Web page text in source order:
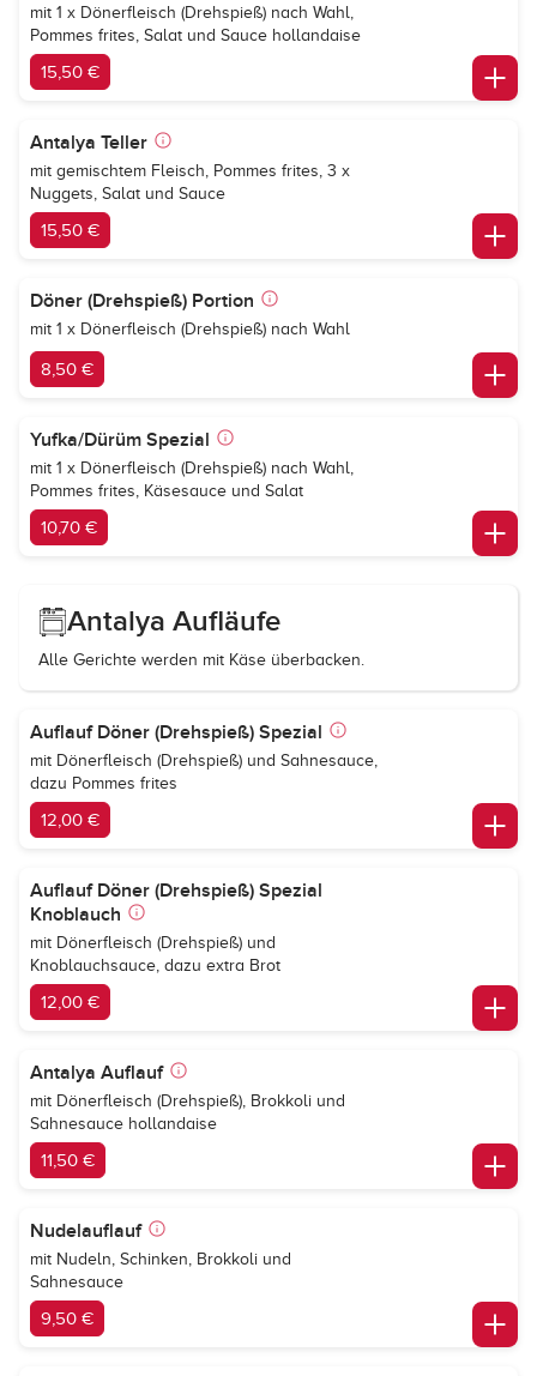
mit 1 x Dönerfleisch (Drehspieß) nach Wahl,
Pommes frites, Salat und Sauce hollandaise
15,50 €
Antalya Teller
mit gemischtem Fleisch, Pommes frites, 3 x
Nuggets, Salat und Sauce
15,50 €
Döner (Drehspieß) Portion
mit 1 x Dönerfleisch (Drehspieß) nach Wahl
8,50 €
Yufka/Dürüm Spezial
mit 1 x Dönerfleisch (Drehspieß) nach Wahl,
Pommes frites, Käsesauce und Salat
10,70 €
Antalya Aufläufe
Alle Gerichte werden mit Käse überbacken.
Auflauf Döner (Drehspieß) Spezial
mit Dönerfleisch (Drehspieß) und Sahnesauce,
dazu Pommes frites
12,00 €
Auflauf Döner (Drehspieß) Spezial
Knoblauch
mit Dönerfleisch (Drehspieß) und
Knoblauchsauce, dazu extra Brot
12,00 €
Antalya Auflauf
mit Dönerfleisch (Drehspieß), Brokkoli und
Sahnesauce hollandaise
11,50 €
Nudelauflauf
mit Nudeln, Schinken, Brokkoli und
Sahnesauce
9,50 €